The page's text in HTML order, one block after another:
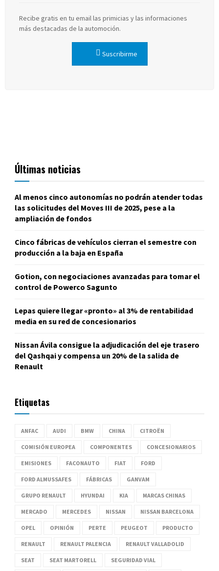
Recibe gratis en tu email las primicias y las informaciones
más destacadas de la automoción.
Suscribirme
Últimas noticias
Al menos cinco autonomías no podrán atender todas
las solicitudes del Moves III de 2025, pese a la
ampliación de fondos
Cinco fábricas de vehículos cierran el semestre con
producción a la baja en España
Gotion, con negociaciones avanzadas para tomar el
control de Powerco Sagunto
Lepas quiere llegar «pronto» al 3% de rentabilidad
media en su red de concesionarios
Nissan Ávila consigue la adjudicación del eje trasero
del Qashqai y compensa un 20% de la salida de
Renault
Etiquetas
ANFAC AUDI BMW CHINA CITROËN
COMISIÓN EUROPEA COMPONENTES CONCESIONARIOS
EMISIONES FACONAUTO FIAT FORD
FORD ALMUSSAFES FÁBRICAS GANVAM
GRUPO RENAULT HYUNDAI KIA MARCAS CHINAS
MERCADO MERCEDES NISSAN NISSAN BARCELONA
OPEL OPINIÓN PERTE PEUGEOT PRODUCTO
RENAULT RENAULT PALENCIA RENAULT VALLADOLID
SEAT SEAT MARTORELL SEGURIDAD VIAL